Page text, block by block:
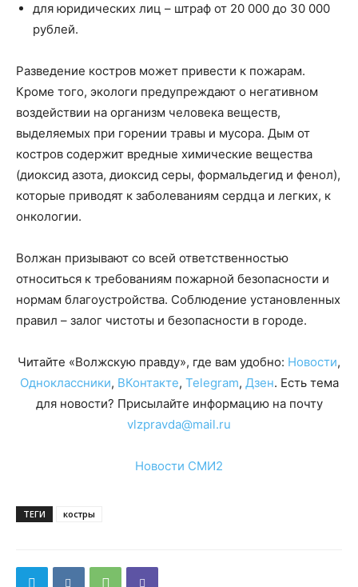
для юридических лиц – штраф от 20 000 до 30 000
рублей.
Разведение костров может привести к пожарам.
Кроме того, экологи предупреждают о негативном
воздействии на организм человека веществ,
выделяемых при горении травы и мусора. Дым от
костров содержит вредные химические вещества
(диоксид азота, диоксид серы, формальдегид и фенол),
которые приводят к заболеваниям сердца и легких, к
онкологии.
Волжан призывают со всей ответственностью
относиться к требованиям пожарной безопасности и
нормам благоустройства. Соблюдение установленных
правил – залог чистоты и безопасности в городе.
Читайте «Волжскую правду», где вам удобно: Новости,
Одноклассники, ВКонтакте, Telegram, Дзен. Есть тема
для новости? Присылайте информацию на почту
vlzpravda@mail.ru
Новости СМИ2
ТЕГИ костры